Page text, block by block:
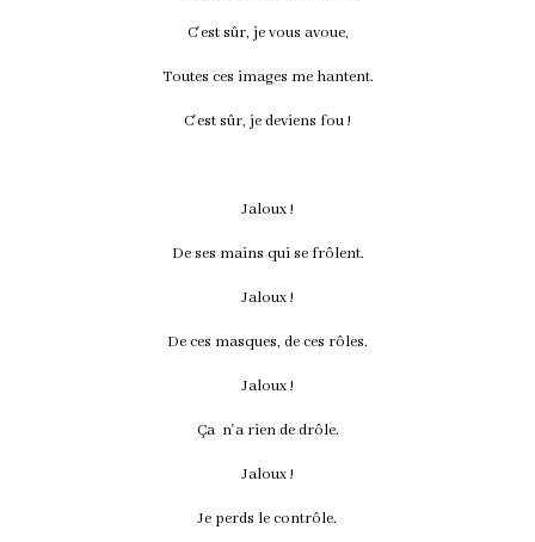
C'est sûr, je vous avoue,
Toutes ces images me hantent.
C'est sûr, je deviens fou !
Jaloux !
De ses mains qui se frôlent.
Jaloux !
De ces masques, de ces rôles.
Jaloux !
Ça n'a rien de drôle.
Jaloux !
Je perds le contrôle.